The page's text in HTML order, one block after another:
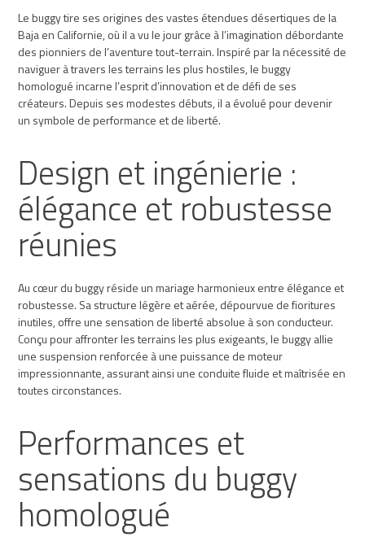
Le buggy tire ses origines des vastes étendues désertiques de la
Baja en Californie, où il a vu le jour grâce à l’imagination débordante
des pionniers de l’aventure tout-terrain. Inspiré par la nécessité de
naviguer à travers les terrains les plus hostiles, le buggy
homologué incarne l’esprit d’innovation et de défi de ses
créateurs. Depuis ses modestes débuts, il a évolué pour devenir
un symbole de performance et de liberté.
Design et ingénierie :
élégance et robustesse
réunies
Au cœur du buggy réside un mariage harmonieux entre élégance et
robustesse. Sa structure légère et aérée, dépourvue de fioritures
inutiles, offre une sensation de liberté absolue à son conducteur.
Conçu pour affronter les terrains les plus exigeants, le buggy allie
une suspension renforcée à une puissance de moteur
impressionnante, assurant ainsi une conduite fluide et maîtrisée en
toutes circonstances.
Performances et
sensations du buggy
homologué